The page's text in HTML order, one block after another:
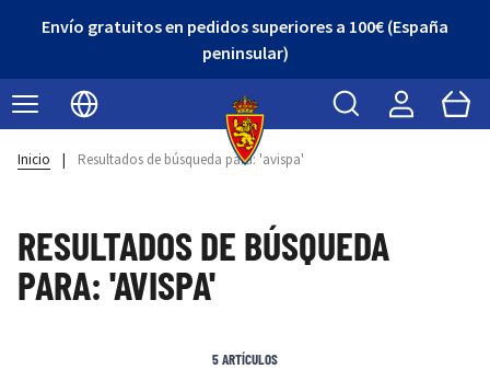
Envío gratuitos en pedidos superiores a 100€ (España
peninsular)
Seleccionar idioma
Buscar Cart
Inicio | Resultados de búsqueda para: 'avispa'
RESULTADOS DE BÚSQUEDA
PARA: 'AVISPA'
5ARTÍCULOS